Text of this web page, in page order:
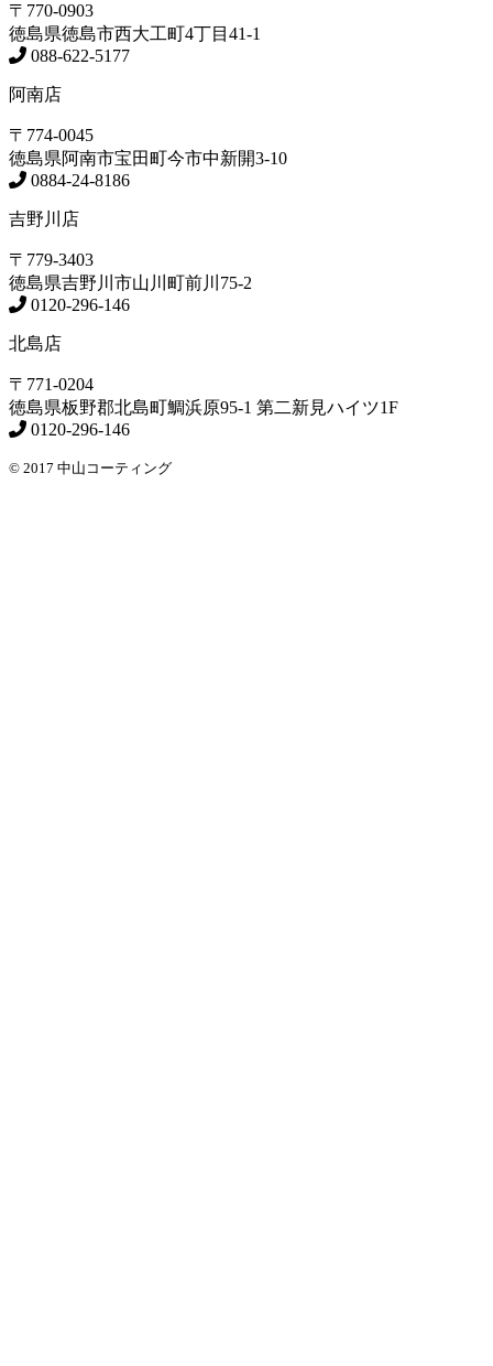
〒770-0903
徳島県徳島市西大工町4丁目41-1
088-622-5177
阿南店
〒774-0045
徳島県阿南市宝田町今市中新開3-10
0884-24-8186
吉野川店
〒779-3403
徳島県吉野川市山川町前川75-2
0120-296-146
北島店
〒771-0204
徳島県板野郡北島町鯛浜原95-1 第二新見ハイツ1F
0120-296-146
© 2017 中山コーティング